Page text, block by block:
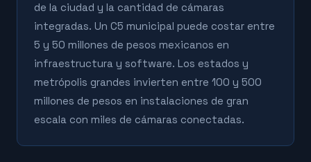
de la ciudad y la cantidad de cámaras
integradas. Un C5 municipal puede costar entre
5 y 50 millones de pesos mexicanos en
infraestructura y software. Los estados y
metrópolis grandes invierten entre 100 y 500
millones de pesos en instalaciones de gran
escala con miles de cámaras conectadas.